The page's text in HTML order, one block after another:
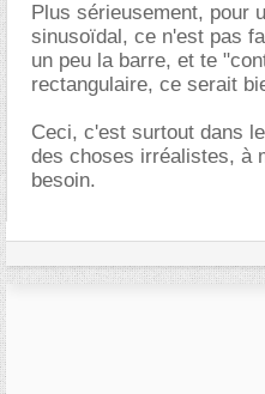
Plus sérieusement, pour
sinusoïdal, ce n'est pas
un peu la barre, et te
rectangulaire, ce serait
Ceci, c'est surtout dans
des choses irréalistes, à
besoin.